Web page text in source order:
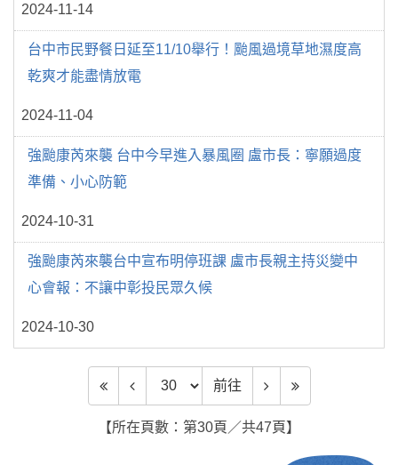
2024-11-14
台中市民野餐日延至11/10舉行！颱風過境草地濕度高
乾爽才能盡情放電
2024-11-04
強颱康芮來襲 台中今早進入暴風圈 盧市長：寧願過度
準備、小心防範
2024-10-31
強颱康芮來襲台中宣布明停班課 盧市長親主持災變中
心會報：不讓中彰投民眾久候
2024-10-30
前往頁數 前往
【所在頁數：第30頁／共47頁】